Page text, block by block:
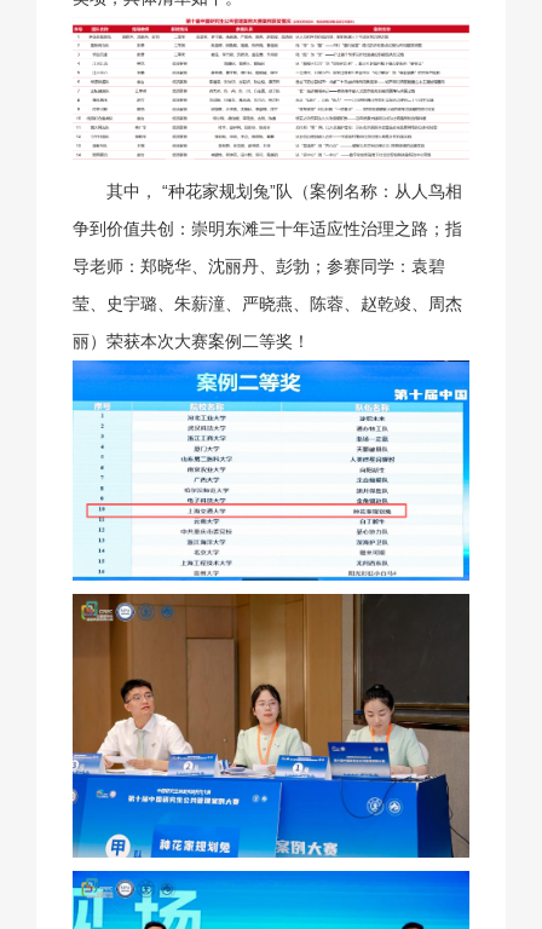
其中， “种花家规划兔”队（案例名称：从人鸟相
争到价值共创：崇明东滩三十年适应性治理之路；指
导老师：郑晓华、沈丽丹、彭勃；参赛同学：袁碧
莹、史宇璐、朱薪潼、严晓燕、陈蓉、赵乾竣、周杰
丽）荣获本次大赛案例二等奖！